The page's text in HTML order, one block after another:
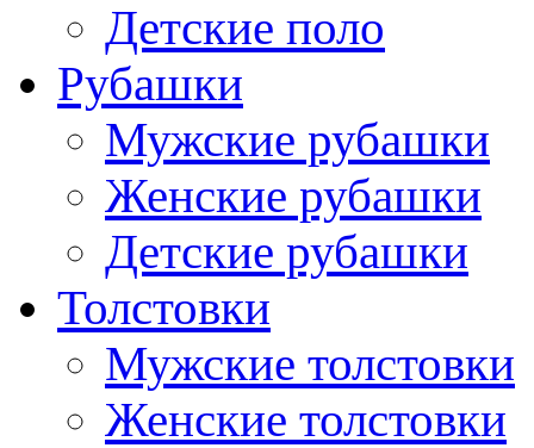
Детские поло
Рубашки
Мужские рубашки
Женские рубашки
Детские рубашки
Толстовки
Мужские толстовки
Женские толстовки